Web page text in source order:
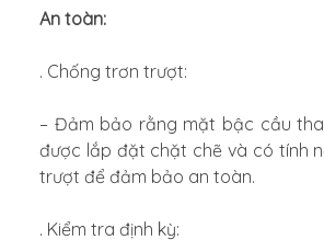
An toàn:
. Chống trơn trượt:
– Đảm bảo rằng mặt bậc cầu
được lắp đặt chặt chẽ và có tính
trượt để đảm bảo an toàn.
. Kiểm tra định kỳ: